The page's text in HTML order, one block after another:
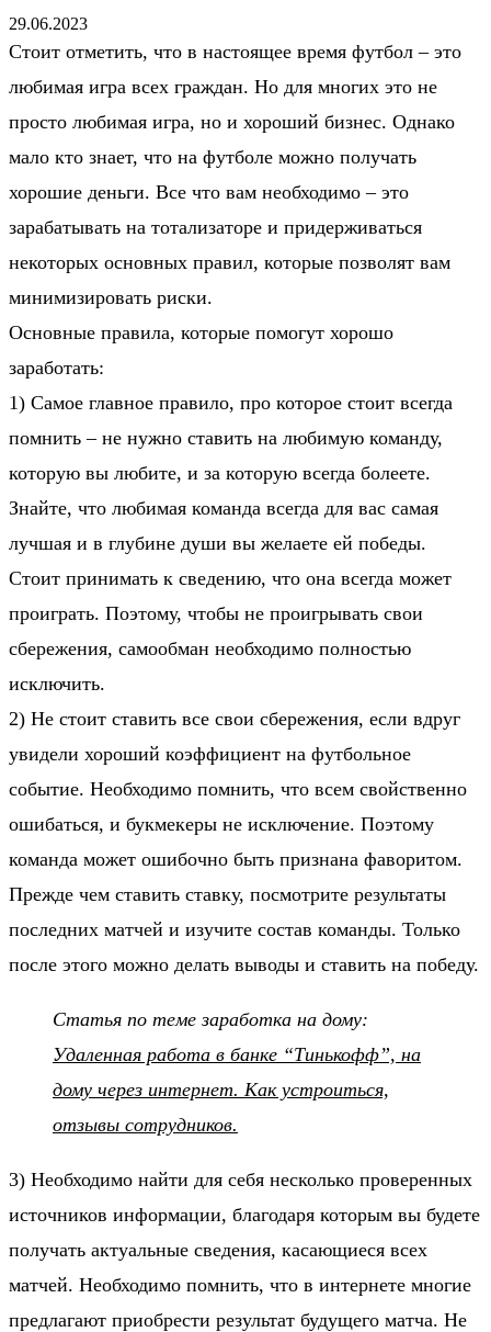
29.06.2023
Стоит отметить, что в настоящее время футбол – это
любимая игра всех граждан. Но для многих это не
просто любимая игра, но и хороший бизнес. Однако
мало кто знает, что на футболе можно получать
хорошие деньги. Все что вам необходимо – это
зарабатывать на тотализаторе и придерживаться
некоторых основных правил, которые позволят вам
минимизировать риски.
Основные правила, которые помогут хорошо
заработать:
1) Самое главное правило, про которое стоит всегда
помнить – не нужно ставить на любимую команду,
которую вы любите, и за которую всегда болеете.
Знайте, что любимая команда всегда для вас самая
лучшая и в глубине души вы желаете ей победы.
Стоит принимать к сведению, что она всегда может
проиграть. Поэтому, чтобы не проигрывать свои
сбережения, самообман необходимо полностью
исключить.
2) Не стоит ставить все свои сбережения, если вдруг
увидели хороший коэффициент на футбольное
событие. Необходимо помнить, что всем свойственно
ошибаться, и букмекеры не исключение. Поэтому
команда может ошибочно быть признана фаворитом.
Прежде чем ставить ставку, посмотрите результаты
последних матчей и изучите состав команды. Только
после этого можно делать выводы и ставить на победу.
Статья по теме заработка на дому:
Удаленная работа в банке “Тинькофф”, на
дому через интернет. Как устроиться,
отзывы сотрудников.
3) Необходимо найти для себя несколько проверенных
источников информации, благодаря которым вы будете
получать актуальные сведения, касающиеся всех
матчей. Необходимо помнить, что в интернете многие
предлагают приобрести результат будущего матча. Не